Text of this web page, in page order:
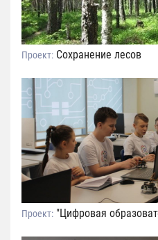
Проект: Сохранение лесов
Проект: "Цифровая